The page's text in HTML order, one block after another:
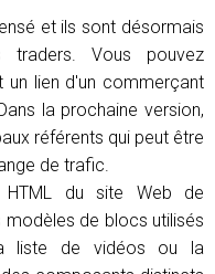
et ils sont désormais
traders. Vous pouvez
un lien d'un commerçant
la prochaine version,
référents qui peut être
de trafic.
du site Web de
de blocs utilisés
liste de vidéos ou la